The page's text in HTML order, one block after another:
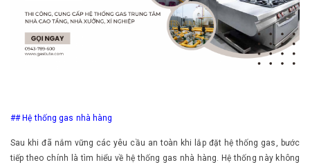
## Hệ thống gas nhà hàng
Sau khi đã nắm vững các yêu cầu an toàn khi lắp đặt hệ thống gas, bước
tiếp theo chính là tìm hiểu về hệ thống gas nhà hàng. Hệ thống này không